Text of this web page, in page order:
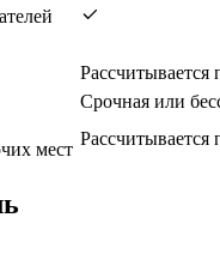
Рассчитывается
Срочная или
мест
Рассчитывается